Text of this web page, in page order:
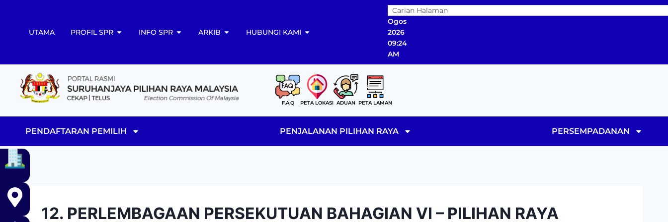
UTAMA PROFIL SPR INFO SPR ARKIB HUBUNGI KAMI
07
Ogos
2026
09:24
AM
F.A.Q PETA LOKASI ADUAN PETA LAMAN
PENDAFTARAN PEMILIH PENJALANAN PILIHAN RAYA PERSEMPADANAN
12. PERLEMBAGAAN PERSEKUTUAN BAHAGIAN VI – PILIHAN RAYA